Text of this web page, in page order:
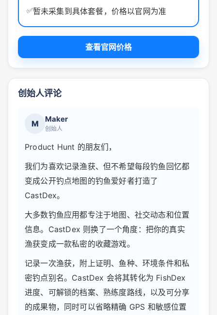
✅暂未采集到具体套餐，价格以官网为准
查看官网价格
创始人评论
M Maker
创始人
Product Hunt 的朋友们，
我们为喜欢记录渔获、但不希望每段钓鱼回忆都
变成公开钓点地图的钓鱼爱好者打造了
CastDex。
大多数钓鱼应用都专注于地图、社交动态和位置
信息。CastDex 则换了一个角度：把你的真实
渔获变成一款私密的收藏游戏。
记录一次渔获，附上证明、鱼种、环境条件和私
密钓点别名。CastDex 会将其转化为 FishDex
进度、可解锁的档案、熟练度路线，以及可分享
的成果物，同时可以省略精确 GPS 和敏感位置